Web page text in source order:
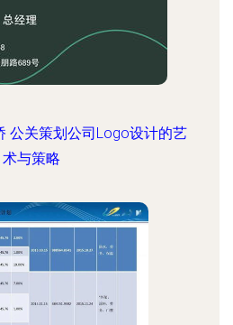
公关策划公司Logo设计的艺
术与策略